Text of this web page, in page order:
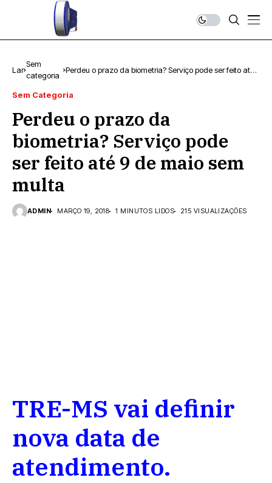
Lar
Sem
categoria
Perdeu o prazo da biometria? Serviço pode ser feito até
Sem Categoria
Perdeu o prazo da
biometria? Serviço pode
ser feito até 9 de maio sem
multa
ADMIN MARÇO 19, 2018 1 MINUTOS LIDOS 215 VISUALIZAÇÕES
TRE-MS vai definir
nova data de
atendimento.